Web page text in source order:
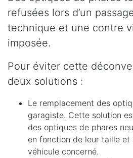
refusées lors d’un
technique et une contre
imposée.
Pour éviter cette
deux solutions :
Le remplacement des
garagiste. Cette solution
des optiques de phares
en fonction de leur taille et
véhicule concerné.